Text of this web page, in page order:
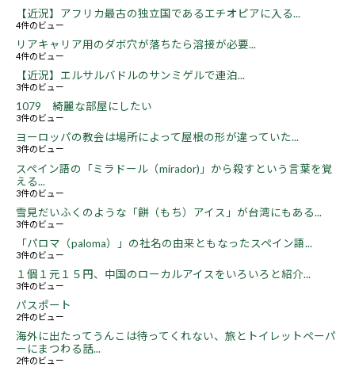
【近況】アフリカ最古の独立国であるエチオピアに入る...
4件のビュー
リアキャリア用のダボ穴が落ちたら溶接が必要...
4件のビュー
【近況】エルサルバドルのサンミゲルで連泊...
3件のビュー
1079 綺麗な部屋にしたい
3件のビュー
ヨーロッパの教会は場所によって屋根の形が違っていた...
3件のビュー
スペイン語の「ミラドール（mirador)」から殺すという言葉を覚
える...
3件のビュー
雪見だいふくのような「餅（もち）アイス」が台湾にもある...
3件のビュー
「パロマ（paloma）」の社名の由来ともなったスペイン語...
3件のビュー
１個１元１５円、中国のローカルアイスをいろいろと紹介...
3件のビュー
パスポート
2件のビュー
海外に出たってうんこは待ってくれない、旅とトイレットペーパ
ーにまつわる話...
2件のビュー